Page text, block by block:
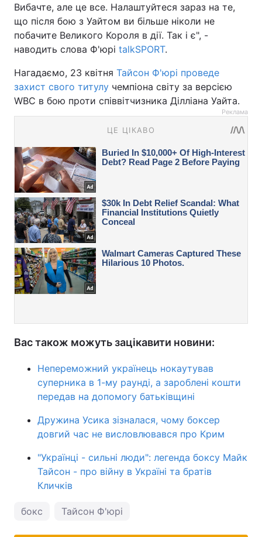
Вибачте, але це все. Налаштуйтеся зараз на те,
що після бою з Уайтом ви більше ніколи не
побачите Великого Короля в дії. Так і є", -
наводить слова Ф'юрі talkSPORT.
Нагадаємо, 23 квітня Тайсон Ф'юрі проведе
захист свого титулу чемпіона світу за версією
WBC в бою проти співвітчизника Ділліана Уайта.
Реклама
Вас також можуть зацікавити новини:
Непереможний українець нокаутував
суперника в 1-му раунді, а зароблені кошти
передав на допомогу батьківщині
Дружина Усика зізналася, чому боксер
довгий час не висловлювався про Крим
"Українці - сильні люди": легенда боксу Майк
Тайсон - про війну в Україні та братів
Кличків
бокс Тайсон Ф'юрі